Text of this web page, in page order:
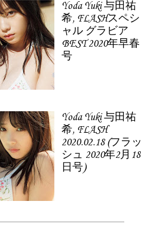
Yoda Yuki 与田祐
希, FLASHスペシ
ャル グラビア
BEST 2020年早春
号
Yoda Yuki 与田祐
希, FLASH
2020.02.18 (フラッ
シュ 2020年2月18
日号)